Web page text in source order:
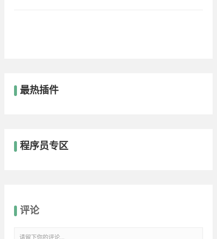
最热插件
程序员专区
评论